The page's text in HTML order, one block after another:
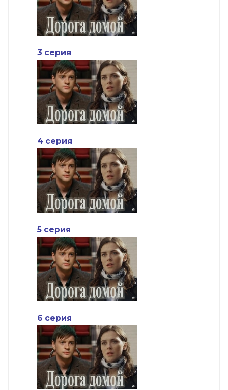
3 серия
4 серия
5 серия
6 серия